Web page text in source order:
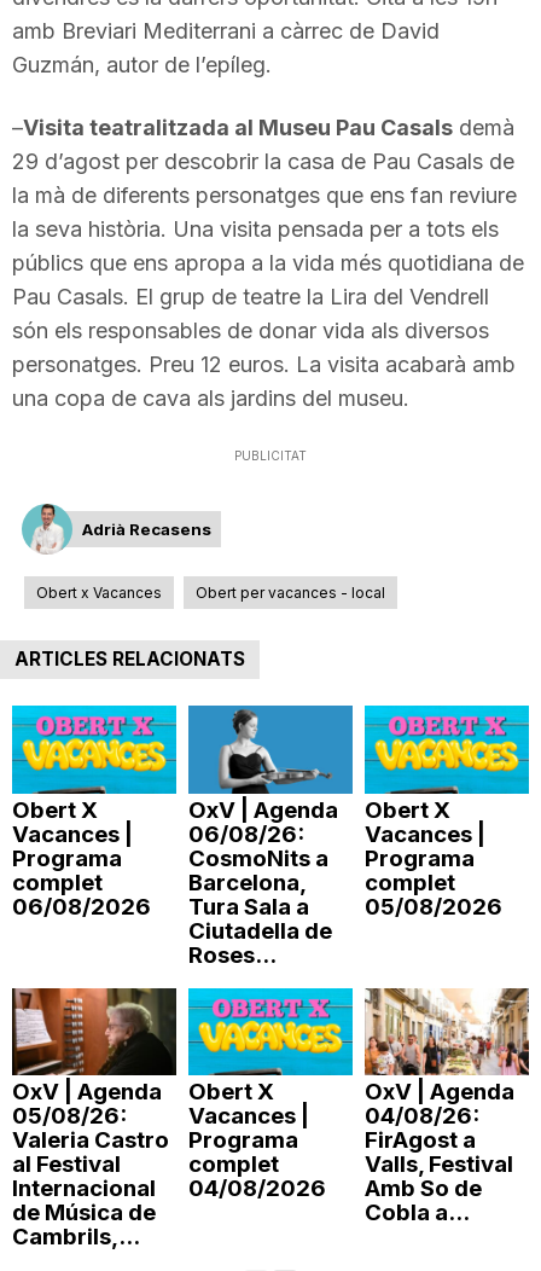
g
o
a
amb Breviari Mediterrani a càrrec de David
Guzmán, autor de l’epíleg.
–Visita teatralitzada al Museu Pau Casals demà
29 d’agost per descobrir la casa de Pau Casals de
la mà de diferents personatges que ens fan reviure
la seva història. Una visita pensada per a tots els
públics que ens apropa a la vida més quotidiana de
Pau Casals. El grup de teatre la Lira del Vendrell
són els responsables de donar vida als diversos
personatges. Preu 12 euros. La visita acabarà amb
una copa de cava als jardins del museu.
PUBLICITAT
Adrià Recasens
Obert x Vacances Obert per vacances - local
ARTICLES RELACIONATS
Obert X
Vacances |
Programa
complet
06/08/2026
OxV | Agenda
06/08/26:
CosmoNits a
Barcelona,
Tura Sala a
Ciutadella de
Roses...
Obert X
Vacances |
Programa
complet
05/08/2026
OxV | Agenda
05/08/26:
Valeria Castro
al Festival
Internacional
de Música de
Cambrils,...
Obert X
Vacances |
Programa
complet
04/08/2026
OxV | Agenda
04/08/26:
FirAgost a
Valls, Festival
Amb So de
Cobla a...